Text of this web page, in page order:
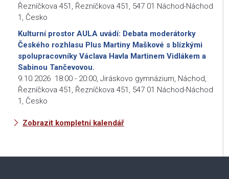
Řezníčkova 451, Řezníčkova 451, 547 01 Náchod-Náchod
1, Česko
Kulturní prostor AULA uvádí: Debata moderátorky
Českého rozhlasu Plus Martiny Maškové s blízkými
spolupracovníky Václava Havla Martinem Vidlákem a
Sabinou Tančevovou.
9.10.2026 18:00 - 20:00, Jiráskovo gymnázium, Náchod,
Řezníčkova 451, Řezníčkova 451, 547 01 Náchod-Náchod
1, Česko
Zobrazit kompletní kalendář